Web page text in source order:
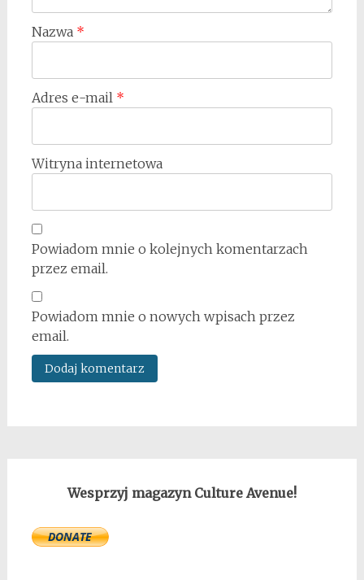
Nazwa *
Adres e-mail *
Witryna internetowa
Powiadom mnie o kolejnych komentarzach
przez email.
Powiadom mnie o nowych wpisach przez
email.
Wesprzyj magazyn Culture Avenue!